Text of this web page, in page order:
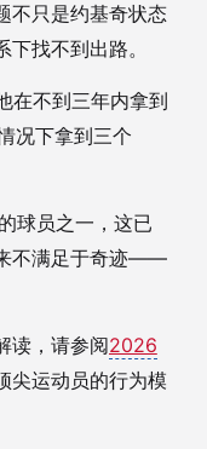
不只是约基奇状态
找不到出路。
在不到三年内拿到
况下拿到三个
球员之一，这已
不满足于奇迹——
读，请参阅2026
尖运动员的行为模